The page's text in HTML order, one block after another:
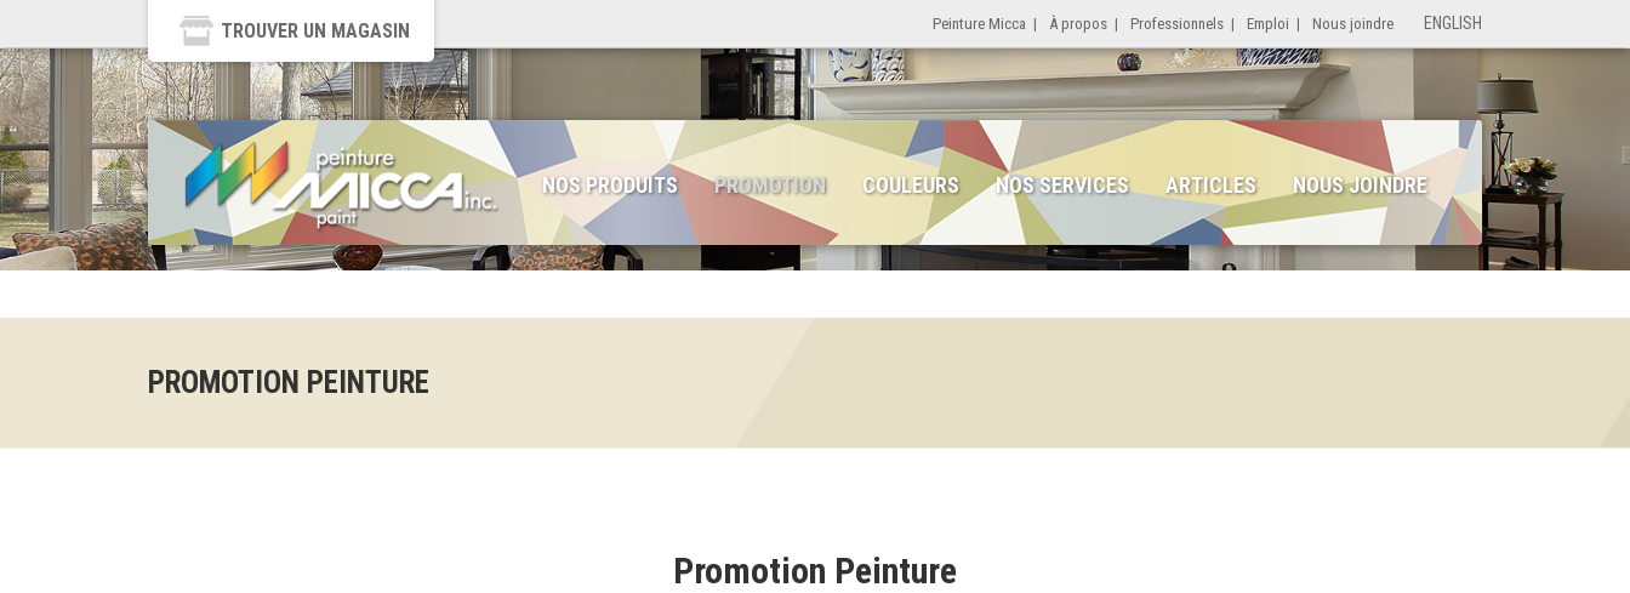
TROUVER UN MAGASIN Peinture Micca | À propos | Professionnels | Emploi | Nous joindre ENGLISH
NOS PRODUITS PROMOTION COULEURS NOS SERVICES ARTICLES NOUS JOINDRE
PROMOTION PEINTURE
Promotion Peinture